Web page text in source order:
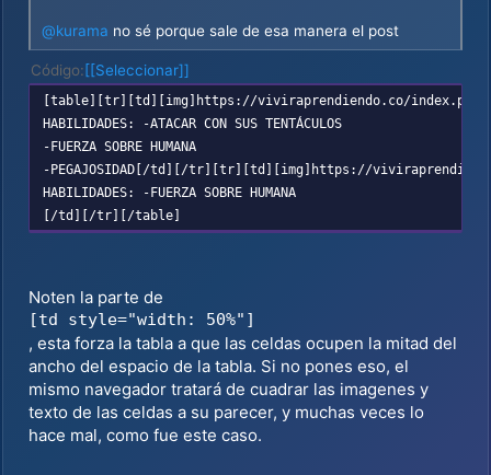
@kurama no sé porque sale de esa manera el post
Código [Seleccionar]
[table][tr][td][img]https://viviraprendiendo.co/
HABILIDADES: -ATACAR CON SUS TENTÁCULOS
-FUERZA SOBRE HUMANA
-PEGAJOSIDAD[/td][/tr][tr][td][img]https://
HABILIDADES: -FUERZA SOBRE HUMANA
[/td][/tr][/table]
Noten la parte de
[td style="width: 50%"]
, esta forza la tabla a que las celdas ocupen la mitad del
ancho del espacio de la tabla. Si no pones eso, el
mismo navegador tratará de cuadrar las imagenes y
texto de las celdas a su parecer, y muchas veces lo
hace mal, como fue este caso.